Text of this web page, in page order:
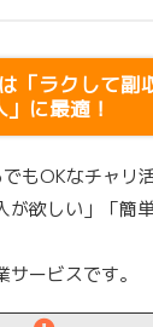
「ラクして副
」に最適！
もOKなチャリ活
が欲しい」「簡
ービスです。